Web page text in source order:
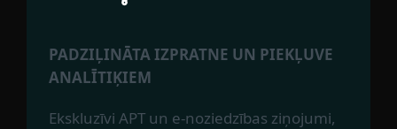
PADZIĻINĀTA IZPRATNE UN PIEKĻUVE
ANALĪTIĶIEM
Ekskluzīvi APT un e-noziedzības ziņojumi,